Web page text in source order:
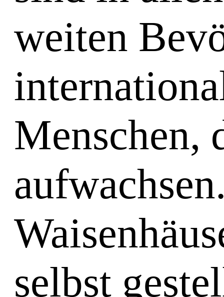
weiten
Menschen,
selbst